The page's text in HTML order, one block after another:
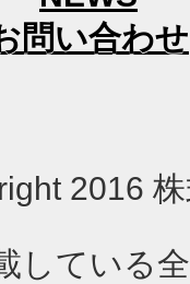
問い合わせ
2016
している